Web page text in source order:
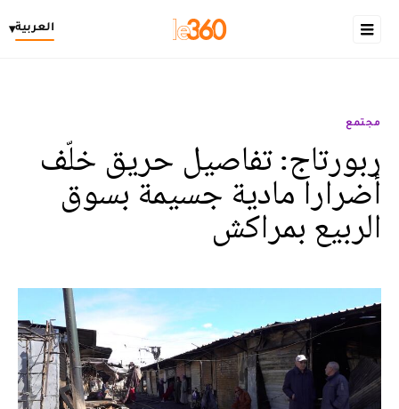
العربية▾
مجتمع
ربورتاج: تفاصيل حريق خلّف
أضرارا مادية جسيمة بسوق
الربيع بمراكش